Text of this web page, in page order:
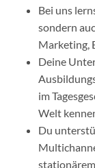
Bei uns
sondern
Marketing,
Deine
im
Welt
Du